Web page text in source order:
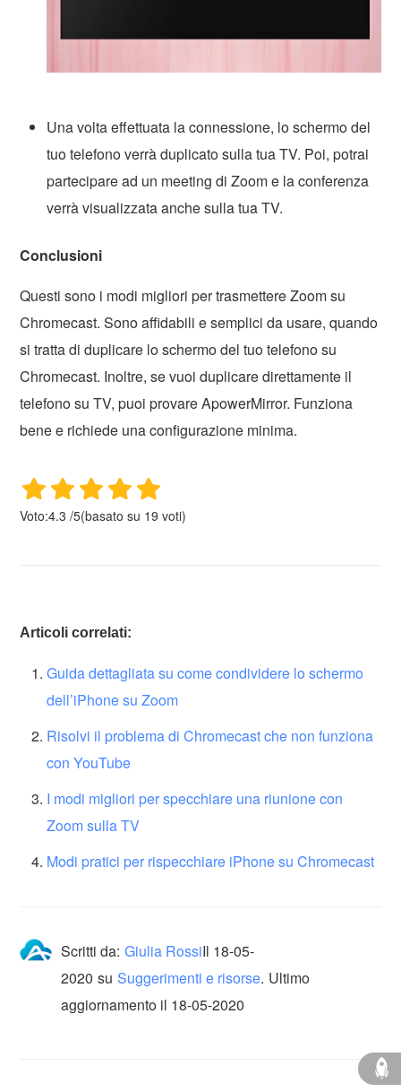
Una volta effettuata la connessione, lo schermo del
tuo telefono verrà duplicato sulla tua TV. Poi, potrai
partecipare ad un meeting di Zoom e la conferenza
verrà visualizzata anche sulla tua TV.
Conclusioni
Questi sono i modi migliori per trasmettere Zoom su
Chromecast. Sono affidabili e semplici da usare, quando
si tratta di duplicare lo schermo del tuo telefono su
Chromecast. Inoltre, se vuoi duplicare direttamente il
telefono su TV, puoi provare ApowerMirror. Funziona
bene e richiede una configurazione minima.
Voto:4.3 /5(basato su 19 voti)
Articoli correlati:
Guida dettagliata su come condividere lo schermo
dell’iPhone su Zoom
Risolvi il problema di Chromecast che non funziona
con YouTube
I modi migliori per specchiare una riunione con
Zoom sulla TV
Modi pratici per rispecchiare iPhone su Chromecast
Scritti da: Giulia RossiIl 18-05-
2020 su Suggerimenti e risorse. Ultimo
aggiornamento il 18-05-2020